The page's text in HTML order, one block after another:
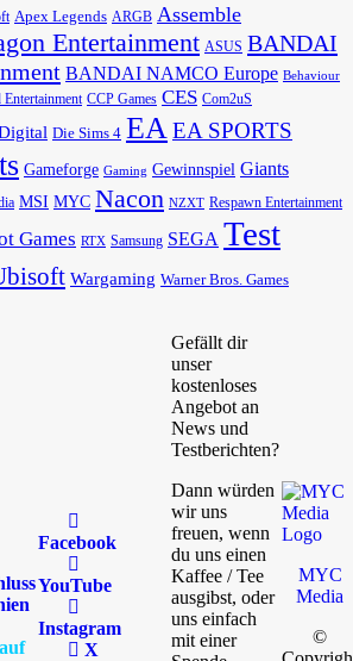
Apex Legends ARGB Assemble
Entertainment ASUS BANDAI
BANDAI NAMCO Europe Behaviour
CCP Games CES Com2uS
Die Sims 4 EA EA SPORTS
Gameforge Gaming Gewinnspiel Giants
MSI MYC Nacon NZXT Respawn Entertainment
Games RTX Samsung SEGA Test
Wargaming Warner Bros. Games
Facebook
YouTube
Instagram
X
Gefällt dir
unser
kostenloses
Angebot an
News und
Testberichten?
Dann würden
wir uns
freuen, wenn
du uns einen
Kaffee / Tee
ausgibst, oder
uns einfach
mit einer
MYC
Media
©